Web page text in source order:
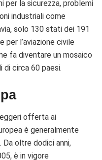
per la sicurezza, problemi
industriali come
solo 130 stati dei 191
per l’aviazione civile
fa diventare un mosaico
circa 60 paesi.
offerta ai
è generalmente
Da oltre dodici anni,
è in vigore